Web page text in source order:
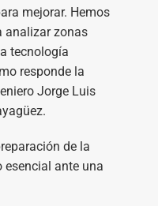
mejorar. Hemos
analizar zonas
tecnología
responde la
Jorge Luis
de la
esencial ante una